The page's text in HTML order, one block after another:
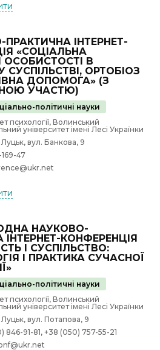
ПРАКТИЧНА ІНТЕРНЕТ-
«СОЦІАЛЬНА
ОСОБИСТОСТІ В
ОРТОБІОЗ
ДОПОМОГА» (З
УЧАСТЮ)
політичні науки
психології, Волинський
університет імені Лесі Українки
Луцьк, вул. Банкова, 9
47
НАУКОВО-
ІНТЕРНЕТ-КОНФЕРЕНЦІЯ
І СУСПІЛЬСТВО:
І ПРАКТИКА СУЧАСНОЇ
політичні науки
психології, Волинський
університет імені Лесі Українки
Луцьк, вул. Потапова, 9
846-91-81, +38 (050) 757-55-21